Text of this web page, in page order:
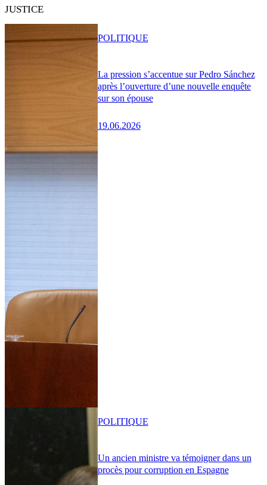
JUSTICE
La pression s’accentue sur Pedro Sánchez
après l’ouverture d’une nouvelle enquête
sur son épouse
19.06.2026
POLITIQUE
Un ancien ministre va témoigner dans un
procès pour corruption en Espagne
POLITIQUE